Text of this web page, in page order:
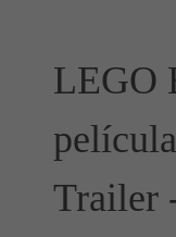
LEGO
Trailer